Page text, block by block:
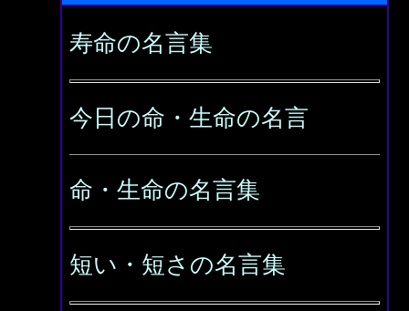
寿命の名言集
今日の命・生命の名言
命・生命の名言集
短い・短さの名言集